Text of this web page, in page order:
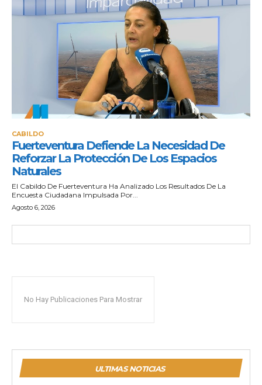
CABILDO
Fuerteventura Defiende La Necesidad De
Reforzar La Protección De Los Espacios
Naturales
El Cabildo De Fuerteventura Ha Analizado Los Resultados De La
Encuesta Ciudadana Impulsada Por...
Agosto 6, 2026
No Hay Publicaciones Para Mostrar
ULTIMAS NOTICIAS